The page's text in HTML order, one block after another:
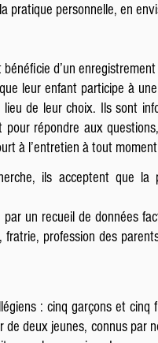
pratique personnelle, en
d’un
leur enfant participe à
lieu de leur choix. Ils sont
pour répondre aux
à l’entretien à tout
ils acceptent que la
par un recueil de données
fratrie, profession des
: cinq garçons et
de deux jeunes, connus